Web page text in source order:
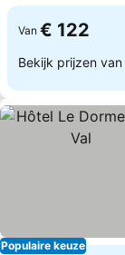
Van € 122
Bekijk prijzen van
Populaire keuze